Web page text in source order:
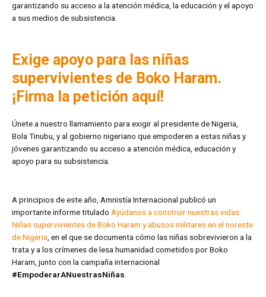
garantizando su acceso a la atención médica, la educación y el apoyo
a sus medios de subsistencia.
Exige apoyo para las niñas
supervivientes de Boko Haram.
¡Firma la petición aquí!
Únete a nuestro llamamiento para exigir al presidente de Nigeria,
Bola Tinubu, y al gobierno nigeriano que empoderen a estas niñas y
jóvenes garantizando su acceso a atención médica, educación y
apoyo para su subsistencia.
A principios de este año, Amnistía Internacional publicó un
importante informe titulado Ayúdanos a construir nuestras vidas:
Niñas supervivientes de Boko Haram y abusos militares en el noreste
de Nigeria , en el que se documenta cómo las niñas sobrevivieron a la
trata y a los crímenes de lesa humanidad cometidos por Boko
Haram, junto con la campaña internacional
#EmpoderarANuestrasNiñas